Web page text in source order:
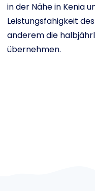
in der Nähe in Kenia
Leistungsfähigkeit
anderem die
übernehmen.